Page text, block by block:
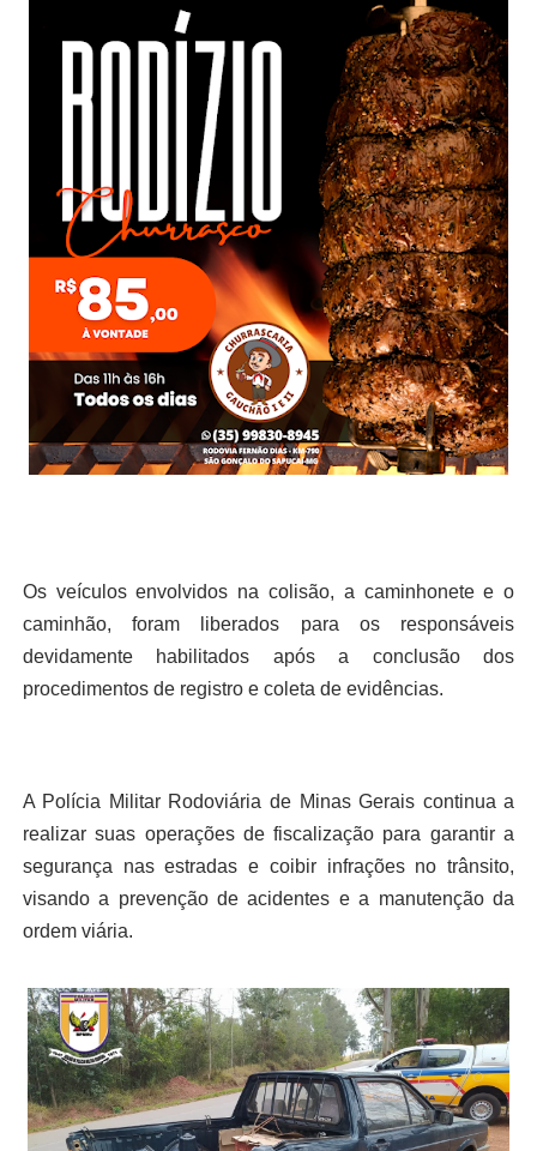
Os veículos envolvidos na colisão, a caminhonete e o
caminhão, foram liberados para os responsáveis
devidamente habilitados após a conclusão dos
procedimentos de registro e coleta de evidências.
A Polícia Militar Rodoviária de Minas Gerais continua a
realizar suas operações de fiscalização para garantir a
segurança nas estradas e coibir infrações no trânsito,
visando a prevenção de acidentes e a manutenção da
ordem viária.